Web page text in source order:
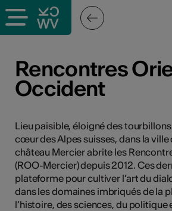
pros
Rencontres
Occident
Lieu paisible, éloigné des
cœur des Alpes suisses, dans la ville
château Mercier abrite les
(ROO-Mercier) depuis 2012. Ces
plateforme pour cultiver l’art du
dans les domaines imbriqués de la
l’histoire, des sciences, du